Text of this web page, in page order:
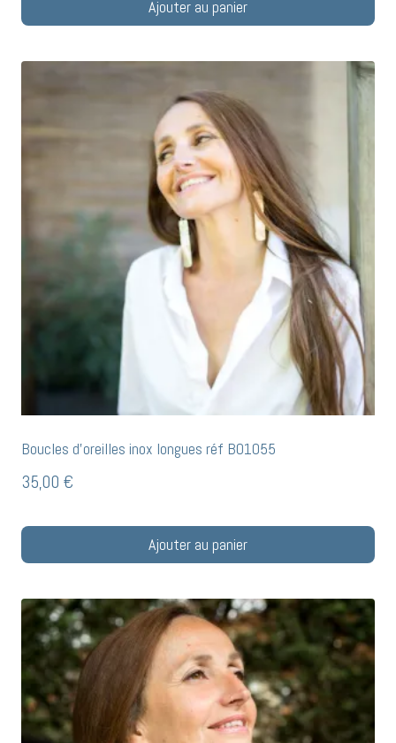
Ajouter au panier
Boucles d’oreilles inox longues réf BO1055
35,00 €
Ajouter au panier